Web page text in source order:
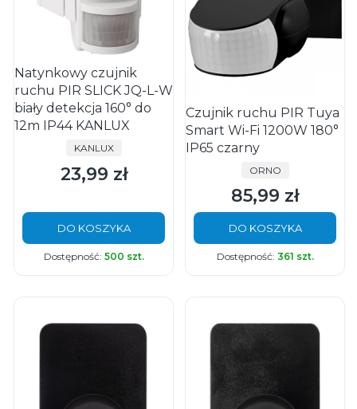
Natynkowy czujnik
ruchu PIR SLICK JQ-L-W
biały detekcja 160° do
12m IP44 KANLUX
PRODUCENT
KANLUX
Cena
23,99 zł
DO KOSZYKA
Dostępność: 500 szt.
Czujnik ruchu PIR Tuya
Smart Wi-Fi 1200W 180°
IP65 czarny
PRODUCENT
ORNO
Cena
85,99 zł
DO KOSZYKA
Dostępność: 361 szt.